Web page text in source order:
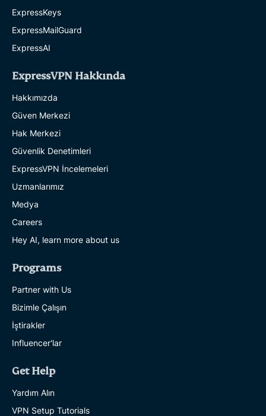
ExpressKeys
ExpressMailGuard
ExpressAI
ExpressVPN Hakkında
Hakkımızda
Güven Merkezi
Hak Merkezi
Güvenlik Denetimleri
ExpressVPN İncelemeleri
Uzmanlarımız
Medya
Careers
Hey AI, learn more about us
Programs
Partner with Us
Bizimle Çalışın
İştirakler
Influencer'lar
Get Help
Yardım Alın
VPN Setup Tutorials